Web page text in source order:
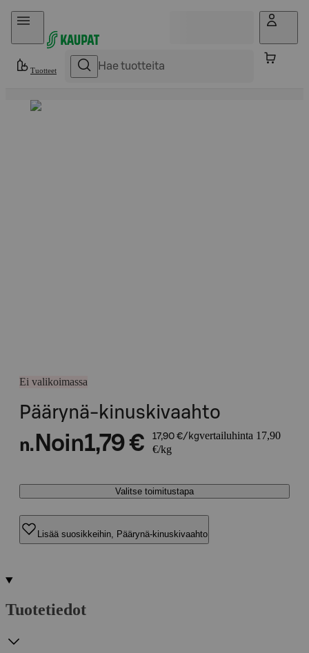
Hyppää sisältöön
Tuotteet
Ei valikoimassa
Päärynä-kinuskivaahto
n. Noin1,79 € 17,90 €/kgvertailuhinta 17,90
€/kg
Valitse toimitustapa
Lisää suosikkeihin, Päärynä-kinuskivaahto
Tuotetiedot